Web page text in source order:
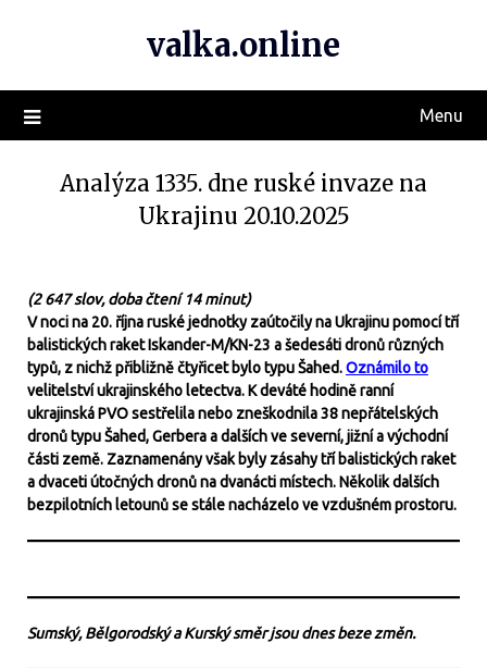
valka.online
Menu
Analýza 1335. dne ruské invaze na
Ukrajinu 20.10.2025
(2 647 slov, doba čtení 14 minut)
V noci na 20. října ruské jednotky zaútočily na Ukrajinu pomocí tří
balistických raket Iskander-M/KN-23 a šedesáti dronů různých
typů, z nichž přibližně čtyřicet bylo typu Šahed.Oznámilo to
velitelství ukrajinského letectva. K deváté hodině ranní
ukrajinská PVO sestřelila nebo zneškodnila 38 nepřátelských
dronů typu Šahed, Gerbera a dalších ve severní, jižní a východní
části země. Zaznamenány však byly zásahy tří balistických raket
a dvaceti útočných dronů na dvanácti místech. Několik dalších
bezpilotních letounů se stále nacházelo ve vzdušném prostoru.
Sumský, Bělgorodský a Kurský směr jsou dnes beze změn.